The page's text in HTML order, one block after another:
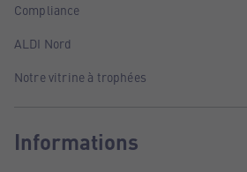
Compliance
ALDI Nord
Notre vitrine à trophées
Informations